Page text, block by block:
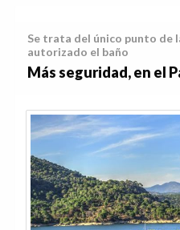
Se trata del único punto de
autorizado el baño
Más seguridad, en el